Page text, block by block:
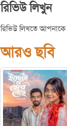
রিভিউ লিখুন
রিভিউ লিখতে
আরও ছবি